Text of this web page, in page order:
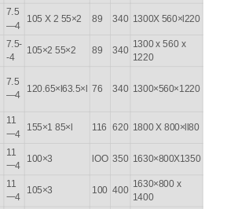
7.5
—4
105 X 2 55×2 89 340 1300X 560×l220
7.5-
-4
105×2 55×2 89 340
1300 x 560 x
1220
7.5
—4
120.65×l63.5×l 76 340 1300×560×1220
11
一4
155×1 85×l 116 620 1800 X 800×ll80
11
一4
100×3 lOO 350 1630×800X1350
11
一4
105×3 100 400
1630×800 x
1400